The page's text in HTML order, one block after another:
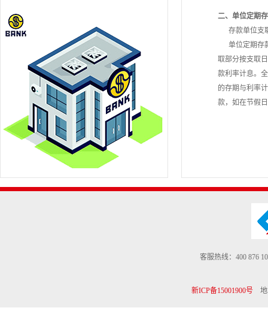
二、单位定期
存款单位支取
单位定期存款
取部分按支取
款利率计息。
的存期与利率
款，如在节假
客服热线：400 876
新ICP备15001900号地